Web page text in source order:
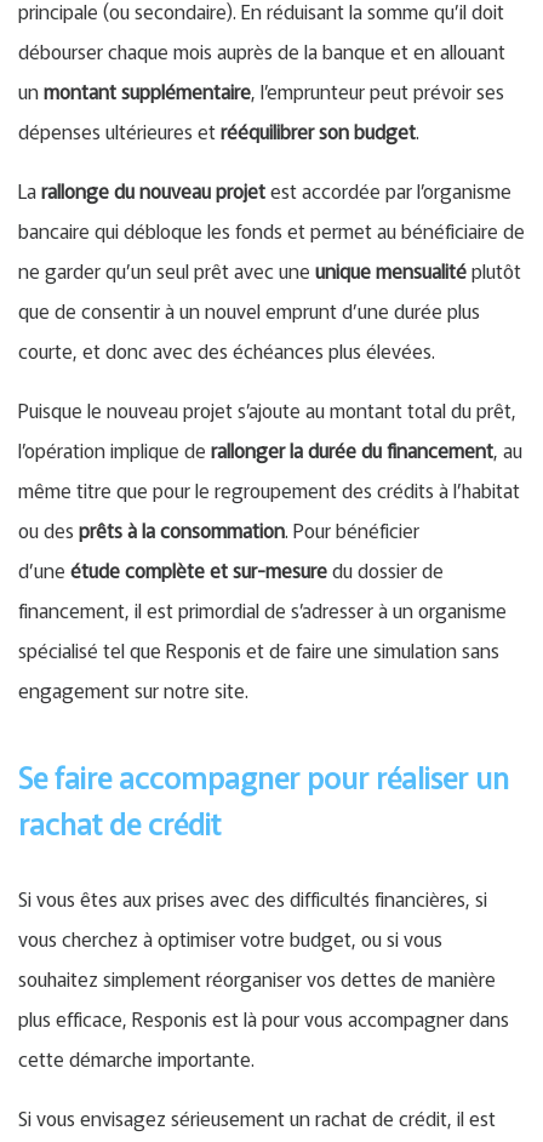
principale (ou secondaire). En réduisant la somme qu’il doit
débourser chaque mois auprès de la banque et en allouant
unmontant supplémentaire, l’emprunteur peut prévoir ses
dépenses ultérieures etrééquilibrer son budget.
Larallonge du nouveau projetest accordée par l’organisme
bancaire qui débloque les fonds et permet au bénéficiaire de
ne garder qu’un seul prêt avec une unique mensualitéplutôt
que de consentir à un nouvel emprunt d’une durée plus
courte, et donc avec des échéances plus élevées.
Puisque le nouveau projet s’ajoute au montant total du prêt,
l’opération implique de rallonger la durée du financement, au
même titre que pour le regroupement des crédits à l’habitat
ou des prêts à la consommation. Pour bénéficier
d’une étude complète et sur-mesuredu dossier de
financement, il est primordial de s’adresser à un organisme
spécialisé tel que Responis et de faire une simulation sans
engagement sur notre site.
Se faire accompagner pour réaliser un
rachat de crédit
Si vous êtes aux prises avec des difficultés financières, si
vous cherchez à optimiser votre budget, ou si vous
souhaitez simplement réorganiser vos dettes de manière
plus efficace, Responis est là pour vous accompagner dans
cette démarche importante.
Si vous envisagez sérieusement un rachat de crédit, il est